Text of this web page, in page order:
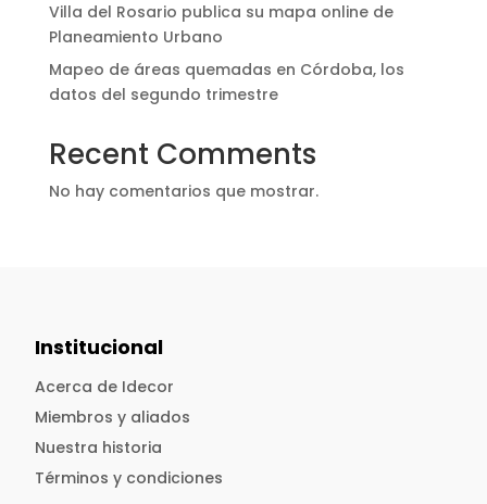
Villa del Rosario publica su mapa online de
Planeamiento Urbano
Mapeo de áreas quemadas en Córdoba, los
datos del segundo trimestre
Recent Comments
No hay comentarios que mostrar.
Institucional
Acerca de Idecor
Miembros y aliados
Nuestra historia
Términos y condiciones